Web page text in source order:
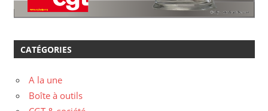
CATÉGORIES
A la une
Boîte à outils